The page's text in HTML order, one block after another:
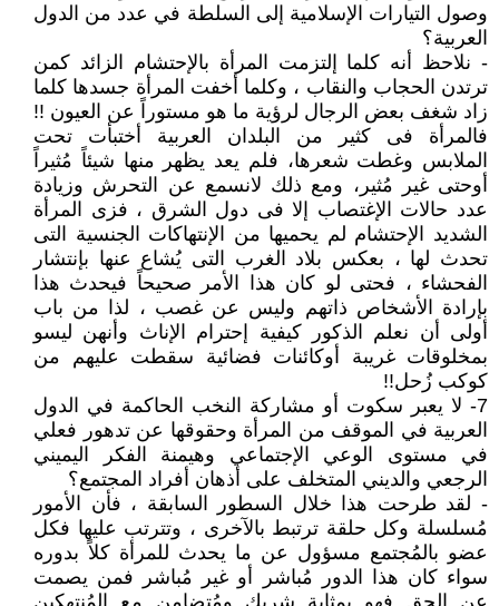
وصول التيارات الإسلامية إلى السلطة في عدد من الدول
العربية؟
- نلاحظ أنه كلما إلتزمت المرأة بالإحتشام الزائد كمن
ترتدن الحجاب والنقاب ، وكلما أخفت المرأة جسدها كلما
زاد شغف بعض الرجال لرؤية ما هو مستوراً عن العيون !!
فالمرأة فى كثير من البلدان العربية أختبأت تحت
الملابس وغطت شعرها، فلم يعد يظهر منها شيئاً مُثيراً
أوحتى غير مُثير، ومع ذلك لانسمع عن التحرش وزيادة
عدد حالات الإغتصاب إلا فى دول الشرق ، فزى المرأة
الشديد الإحتشام لم يحميها من الإنتهاكات الجنسية التى
تحدث لها ، بعكس بلاد الغرب التى يُشاع عنها بإنتشار
الفحشاء ، فحتى لو كان هذا الأمر صحيحاً فيحدث هذا
بإرادة الأشخاص ذاتهم وليس عن غصب ، لذا من باب
أولى أن نعلم الذكور كيفية إحترام الإناث وأنهن ليسو
بمخلوقات غريبة أوكائنات فضائية سقطت عليهم من
كوكب زُحل!!
7- لا يعبر سكوت أو مشاركة النخب الحاكمة في الدول
العربية في الموقف من المرأة وحقوقها عن تدهور فعلي
في مستوى الوعي الإجتماعي وهيمنة الفكر اليميني
الرجعي والديني المتخلف على أذهان أفراد المجتمع؟
- لقد طرحت هذا خلال السطور السابقة ، فأن الأمور
مُسلسلة وكل حلقة ترتبط بالآخرى ، وتترتب عليها فكل
عضو بالمُجتمع مسؤول عن ما يحدث للمرأة كلاً بدوره
سواء كان هذا الدور مُباشر أو غير مُباشر فمن يصمت